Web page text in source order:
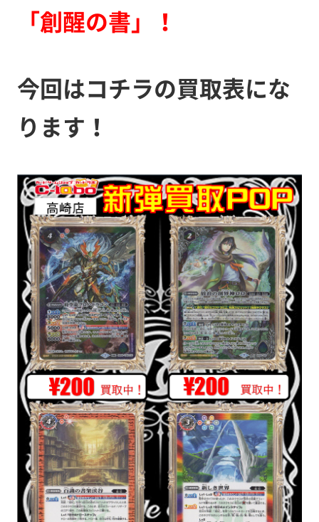
「創醒の書」！
今回はコチラの買取表にな
ります！